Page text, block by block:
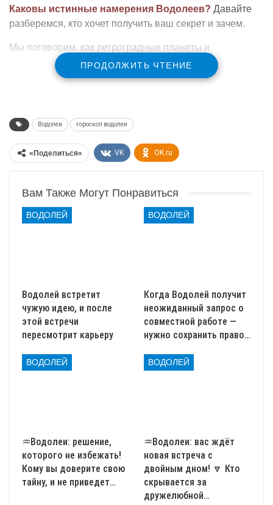
Каковы истинные намерения Водолеев? Давайте
разберемся, кто хочет получить ваш секрет и зачем.
Мы поговорим, как ретроградные планеты и
космические влияния влияют на вашу жизнь. Ваш знак
— символ свободы. В нем есть корни и воля к
восхищением. Кто-то с интересом. Люди хотят узнать
Важнознать, что Водолеи чувствуют изменения в
Сегодня мы поговорим о:
Работе и карьере Водолеев 💼
Начнем!
🌟 Водолеи на работе:
уверенность и
Вам нравится экспериментировать и предлагать
новое. Это делает вас незаменимыми. Вас нельзя не
заметить. Вы предлагаете необычные идеи. Не каждый
решится их воплотить.
ПРОДОЛЖИТЬ ЧТЕНИЕ
Водолеи гороскоп водолея
«Поделиться» VK OK.ru
Вам Также Могут Понравиться
ВОДОЛЕЙ
Водолей встретит
чужую идею, и после
этой встречи
пересмотрит карьеру
ВОДОЛЕЙ
Когда Водолей получит
неожиданный запрос о
совместной работе —
нужно сохранить право…
ВОДОЛЕЙ
♒Водолеи: решение,
которого не избежать!
Кому вы доверите свою
тайну, и не приведет…
ВОДОЛЕЙ
♒Водолеи: вас ждёт
новая встреча с
двойным дном! 🔽 Кто
скрывается за
дружелюбной…